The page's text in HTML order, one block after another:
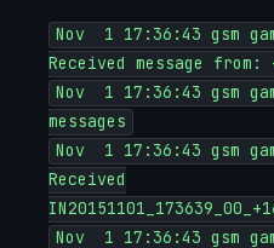
Nov 1 17:36:43 gsm
Received message from:
Nov 1 17:36:43 gsm
messages
Nov 1 17:36:43 gsm
Received
Nov 1 17:36:43 gsm